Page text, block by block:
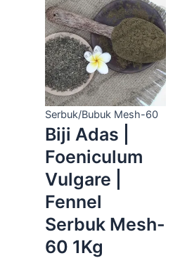
Serbuk/Bubuk Mesh-60
Biji Adas |
Foeniculum
Vulgare |
Fennel
Serbuk Mesh-
60 1Kg
adalah:
Rp180,000.00.
ini
adalah:
Rp115,000.00.